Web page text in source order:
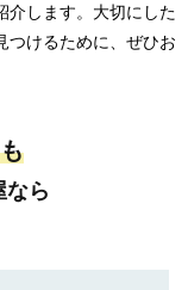
介します。大切にした
つけるために、ぜひお
なら